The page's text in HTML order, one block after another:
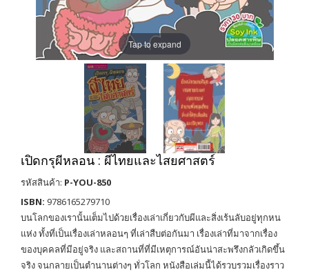
Tap to expand
เปิดกรุผีหลอน : ผีไทยและไสยศาสตร์
รหัสสินค้า: P-YOU-850
ISBN: 9786165279710
บนโลกของเรานั้นเต็มไปด้วยเรื่องเล่าเกี่ยวกับผีและสิ่งเร้นลับอยู่ทุกหน
แห่ง ทั้งที่เป็นเรื่องเล่าหลอนๆ ที่เล่าสืบต่อกันมา เรื่องเล่าที่มาจากเรื่อง
ของบุคคลที่มีอยู่จริง และสถานที่ที่มีเหตุการณ์อันน่าสะพรึงกลัวเกิดขึ้น
จริง จนกลายเป็นตำนานต่างๆ ทั่วโลก หนังสือเล่มนี้ได้รวบรวมเรื่องราว